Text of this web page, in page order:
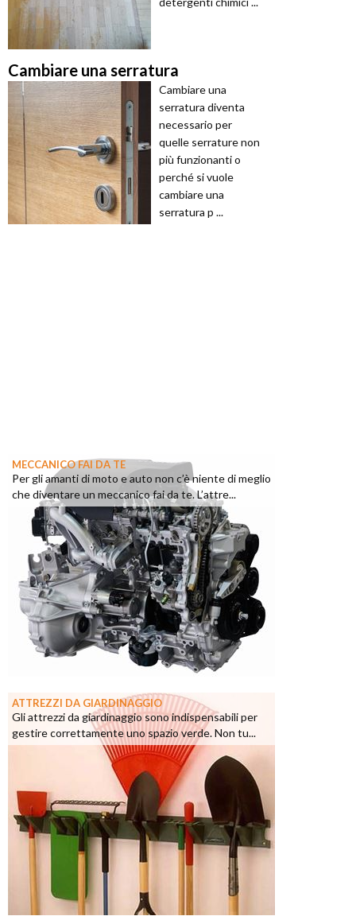
Cambiare una serratura
Cambiare una
serratura diventa
necessario per
quelle serrature non
più funzionanti o
perché si vuole
cambiare una
serratura p ...
MECCANICO FAI DA TE
Per gli amanti di moto e auto non c’è niente di meglio
che diventare un meccanico fai da te. L’attre...
ATTREZZI DA GIARDINAGGIO
Gli attrezzi da giardinaggio sono indispensabili per
gestire correttamente uno spazio verde. Non tu...